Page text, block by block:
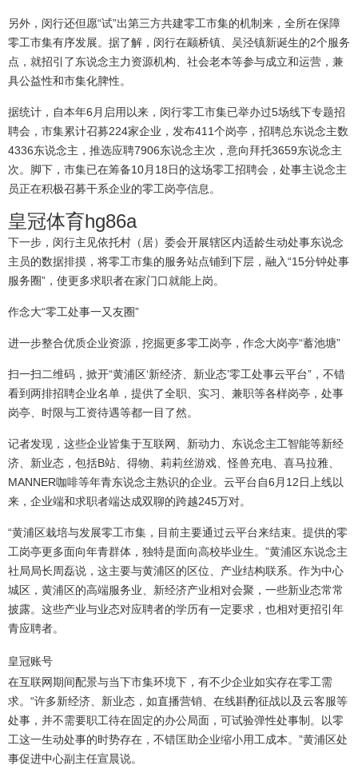
另外，闵行还但愿“试”出第三方共建零工市集的机制来，全所在保障
零工市集有序发展。据了解，闵行在颛桥镇、吴泾镇新诞生的2个服务
点，就招引了东说念主力资源机构、社会老本等参与成立和运营，兼
具公益性和市集化脾性。
据统计，自本年6月启用以来，闵行零工市集已举办过5场线下专题招
聘会，市集累计召募224家企业，发布411个岗亭，招聘总东说念主数
4336东说念主，推选应聘7906东说念主次，意向拜托3659东说念主
次。脚下，市集已在筹备10月18日的这场零工招聘会，处事主说念主
员正在积极召募干系企业的零工岗亭信息。
皇冠体育hg86a
下一步，闵行主见依托村（居）委会开展辖区内适龄生动处事东说念
主员的数据排摸，将零工市集的服务站点铺到下层，融入“15分钟处事
服务圈”，使更多求职者在家门口就能上岗。
作念大“零工处事一又友圈”
进一步整合优质企业资源，挖掘更多零工岗亭，作念大岗亭“蓄池塘”
扫一扫二维码，掀开“黄浦区‘新经济、新业态’零工处事云平台”，不错
看到两排招聘企业名单，提供了全职、实习、兼职等各样岗亭，处事
岗亭、时限与工资待遇等都一目了然。
记者发现，这些企业皆集于互联网、新动力、东说念主工智能等新经
济、新业态，包括B站、得物、莉莉丝游戏、怪兽充电、喜马拉雅、
MANNER咖啡等年青东说念主熟识的企业。云平台自6月12日上线以
来，企业端和求职者端达成双聊的跨越245万对。
“黄浦区栽培与发展零工市集，目前主要通过云平台来结束。提供的零
工岗亭更多面向年青群体，独特是面向高校毕业生。”黄浦区东说念主
社局局长周磊说，这主要与黄浦区的区位、产业结构联系。作为中心
城区，黄浦区的高端服务业、新经济产业相对会聚，一些新业态常常
披露。这些产业与业态对应聘者的学历有一定要求，也相对更招引年
青应聘者。
皇冠账号
在互联网期间配景与当下市集环境下，有不少企业如实存在零工需
求。“许多新经济、新业态，如直播营销、在线斟酌征战以及云客服等
处事，并不需要职工待在固定的办公局面，可试验弹性处事制。以零
工这一生动处事的时势存在，不错匡助企业缩小用工成本。”黄浦区处
事促进中心副主任宣晨说。